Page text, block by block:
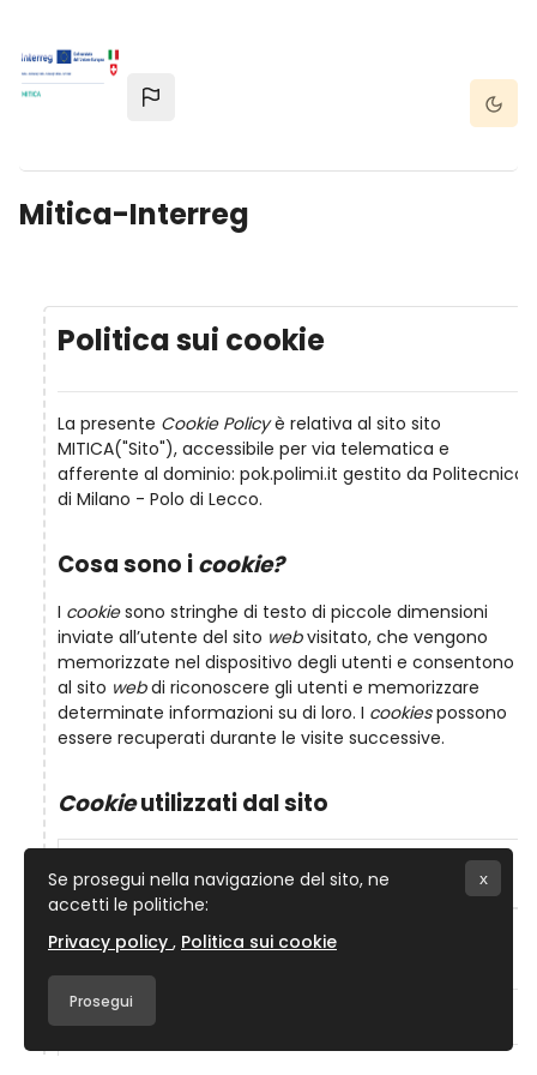
Se prosegui nella navigazione del sito, ne
accetti le politiche:
Privacy policy Politica sui cookie
Prosegui
x
Dark
Mitica-Interreg
Politica sui cookie
La presente Cookie Policyè relativa al sito sito
MITICA("Sito"), accessibile per via telematica e
afferente al dominio: pok.polimi.it gestito da Politecnico
di Milano - Polo di Lecco.
Cosa sono i cookie?
I cookiesono stringhe di testo di piccole dimensioni
inviate all’utente del sito webvisitato, che vengono
memorizzate nel dispositivo degli utenti e consentono
al sito webdi riconoscere gli utenti e memorizzare
determinate informazioni su di loro. I cookiespossono
essere recuperati durante le visite successive.
Cookieutilizzati dal sito
Durata
MoodleSession
EU_COOKIE_LAW_CONSENT